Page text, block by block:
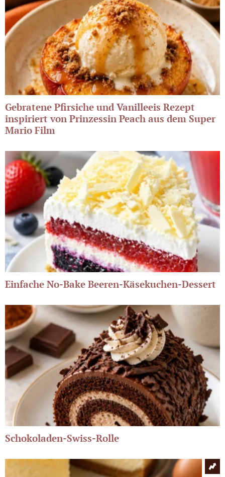
Gebratene Pfirsiche und Vanilleeis Rezept
inspiriert von Prinzessin Peach aus dem Super
Mario Film
Einfache No-Bake Beeren-Käsekuchen-Dessert
Schokoladen-Swiss-Rolle